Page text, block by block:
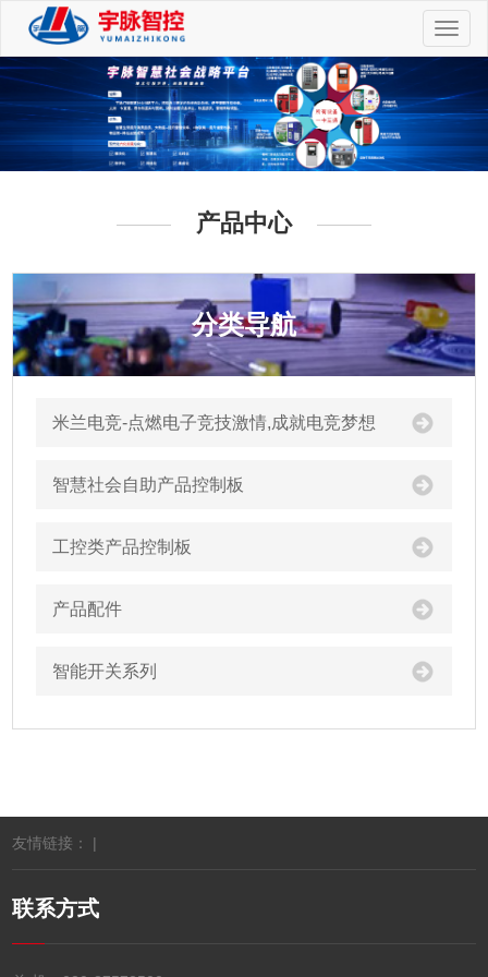
切
换
航
产品中心
分类导航
米兰电竞-点燃电子竞技激情,成就电竞梦想
智慧社会自助产品控制板
工控类产品控制板
产品配件
智能开关系列
友情链接： |
联系方式